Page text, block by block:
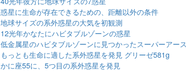
惑星に生命が存在できるための、距離以外の条件
地球サイズの系外惑星の大気を初観測
12光年かなたにハビタブルゾーンの惑星
低金属星のハビタブルゾーンに見つかったスーパーアース
もっとも生命に適した系外惑星を発見 グリーゼ581g
かに座55に、5つ目の系外惑星を発見